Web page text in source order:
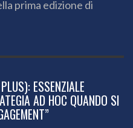
prima edizione di
ESSENZIALE
AD HOC QUANDO SI